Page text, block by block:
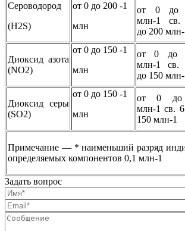
Сероводород
(H2S)
от 0 до 200 -1
млн
от 0 до
млн-1 св.
до 200 млн-
Диоксид азота
(NO2)
от 0 до 150 -1
млн
от 0 до
млн-1 св.
до 150 млн-
Диоксид серы
(SO2)
от 0 до 150 -1
млн
от 0
млн-1 св.
150 млн-1
Примечание — * наименьший разряд
определяемых компонентов 0,1 млн-1
Задать вопрос